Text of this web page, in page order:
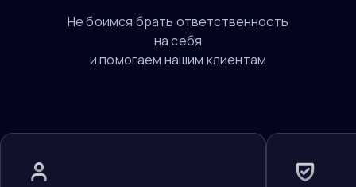
Не боимся брать ответственность
на себя
и помогаем нашим клиентам